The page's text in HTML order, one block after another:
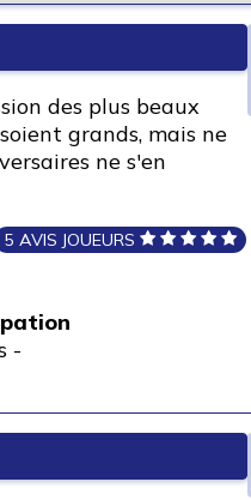
des plus beaux
grands, mais ne
ne s'en
5 AVIS JOUEURS
-